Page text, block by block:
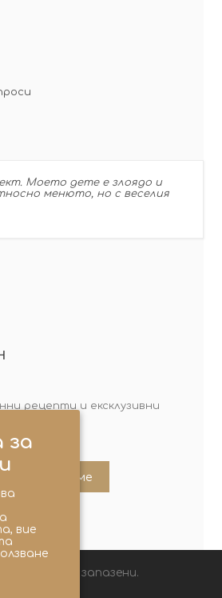
Моето дете е злоядо и
менюто, но с веселия
рецепти и ексклузивни
Абонирайте ме
права запазени.
за
вие